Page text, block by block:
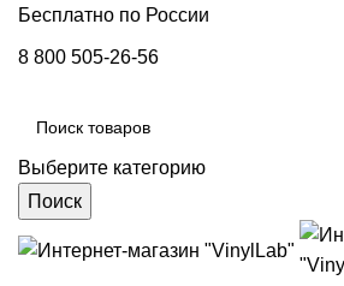
Бесплатно по России
8 800 505-26-56
Выберите категорию
Поиск